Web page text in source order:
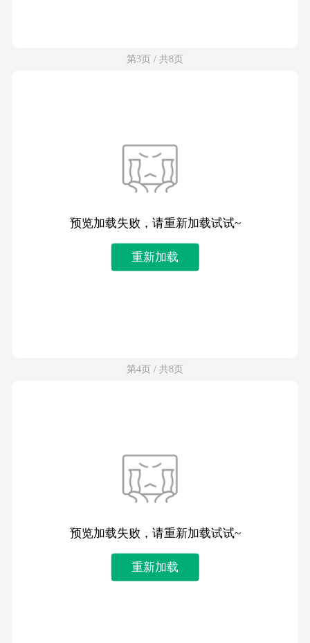
第3页 / 共8页
预览加载失败，请重新加载试试~
重新加载
第4页 / 共8页
预览加载失败，请重新加载试试~
重新加载